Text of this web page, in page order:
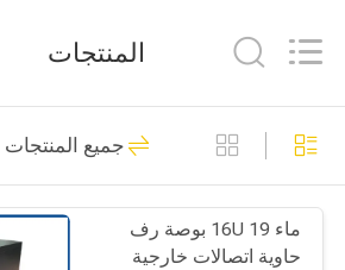
منزل،
بيت
منتجات
AND
TECHNOLOGY
All
Reserved.
حاوية اتصالات
177
المنتجات
جميع المنتجات
ماء 16U 19 بوصة رف
حاوية اتصالات خارجية